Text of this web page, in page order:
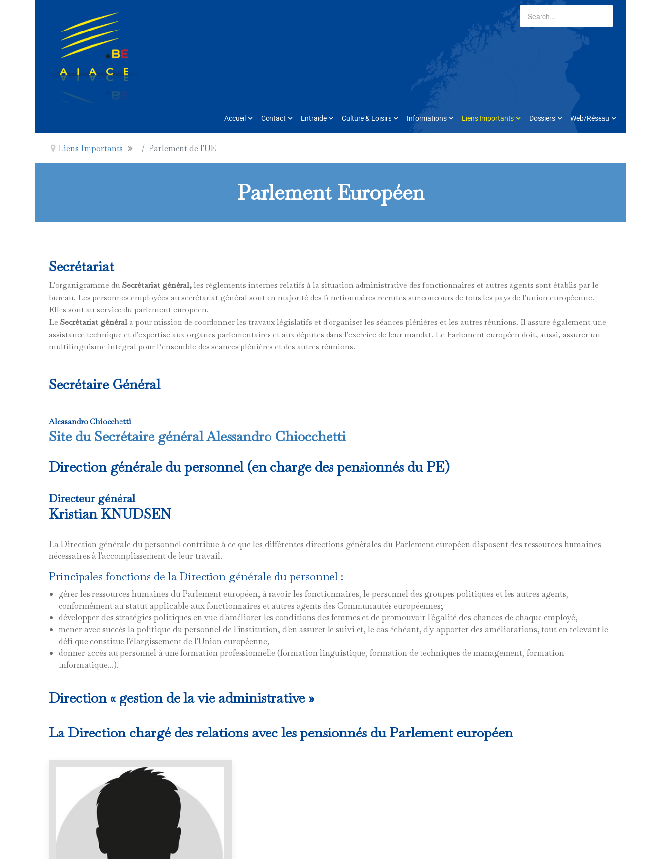
Accueil Contact Entraide Culture & Loisirs Informations Liens Importants Dossiers Web/Réseau
Liens Importants Parlement de l'UE
Parlement Européen
Secrétariat
L'organigramme du Secrétariat général,les règlements internes relatifs à la situation administrative des fonctionnaires et autres agents sont établis par le
bureau. Les personnes employées au secrétariat général sont en majorité des fonctionnaires recrutés sur concours de tous les pays de l'union européenne.
Elles sont au service du parlement européen.
Le Secrétariat générala pour mission de coordonner les travaux législatifs et d'organiser les séances plénières et les autres réunions. Il assure également une
assistance technique et d'expertise aux organes parlementaires et aux députés dans l'exercice de leur mandat. Le Parlement européen doit, aussi, assurer un
multilinguisme intégral pour l’ensemble des séances plénières et des autres réunions.
Secrétaire Général
Alessandro Chiocchetti
Site du Secrétaire général Alessandro Chiocchetti
Direction générale du personnel (en charge des pensionnés du PE)
Directeur général
Kristian KNUDSEN
La Direction générale du personnel contribue à ce que les différentes directions générales du Parlement européen disposent des ressources humaines
nécessaires à l'accomplissement de leur travail.
Principales fonctions de la Direction générale du personnel :
gérer les ressources humaines du Parlement européen, à savoir les fonctionnaires, le personnel des groupes politiques et les autres agents,
conformément au statut applicable aux fonctionnaires et autres agents des Communautés européennes;
développer des stratégies politiques en vue d'améliorer les conditions des femmes et de promouvoir l'égalité des chances de chaque employé;
mener avec succès la politique du personnel de l'institution, d'en assurer le suivi et, le cas échéant, d'y apporter des améliorations, tout en relevant le
défi que constitue l'élargissement de l'Union européenne;
donner accès au personnel à une formation professionnelle (formation linguistique, formation de techniques de management, formation
informatique...).
Direction « gestion de la vie administrative »
La Direction chargé des relations avec les pensionnés du Parlement européen